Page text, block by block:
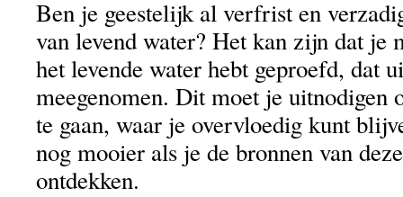
Ben je geestelijk al verfrist en
van levend water? Het kan zijn dat je
het levende water hebt geproefd, dat
meegenomen. Dit moet je
te gaan, waar je overvloedig kunt
nog mooier als je de bronnen van
ontdekken.